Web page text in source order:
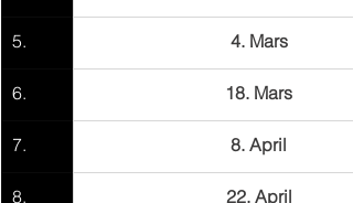
5. 4. Mars
6. 18. Mars
7. 8. April
8. 22. April